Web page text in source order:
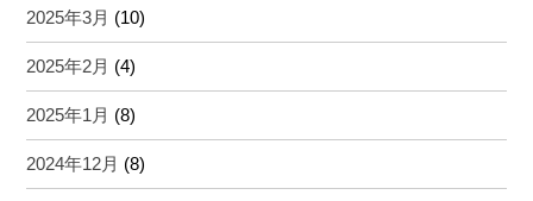
2025年3月 (10)
2025年2月 (4)
2025年1月 (8)
2024年12月 (8)